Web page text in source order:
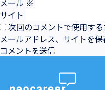
メール ※
サイト
次回のコメントで使用する
メールアドレス、サイトを保